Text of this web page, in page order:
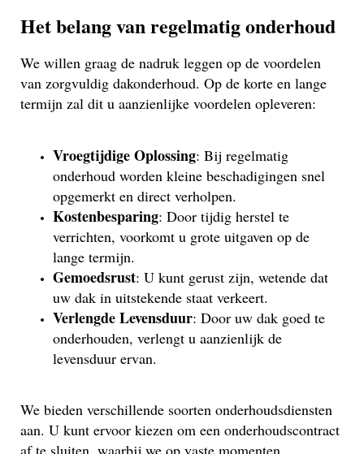
Het belang van regelmatig onderhoud
We willen graag de nadruk leggen op de voordelen
van zorgvuldig dakonderhoud. Op de korte en lange
termijn zal dit u aanzienlijke voordelen opleveren:
Vroegtijdige Oplossing: Bij regelmatig
onderhoud worden kleine beschadigingen snel
opgemerkt en direct verholpen.
Kostenbesparing: Door tijdig herstel te
verrichten, voorkomt u grote uitgaven op de
lange termijn.
Gemoedsrust: U kunt gerust zijn, wetende dat
uw dak in uitstekende staat verkeert.
Verlengde Levensduur: Door uw dak goed te
onderhouden, verlengt u aanzienlijk de
levensduur ervan.
We bieden verschillende soorten onderhoudsdiensten
aan. U kunt ervoor kiezen om een onderhoudscontract
af te sluiten, waarbij we op vaste momenten